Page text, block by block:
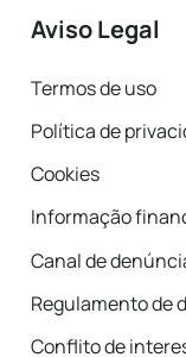
Aviso Legal
Termos de uso
Política de
Cookies
Informação
Canal de
Regulamento de
Conflito de